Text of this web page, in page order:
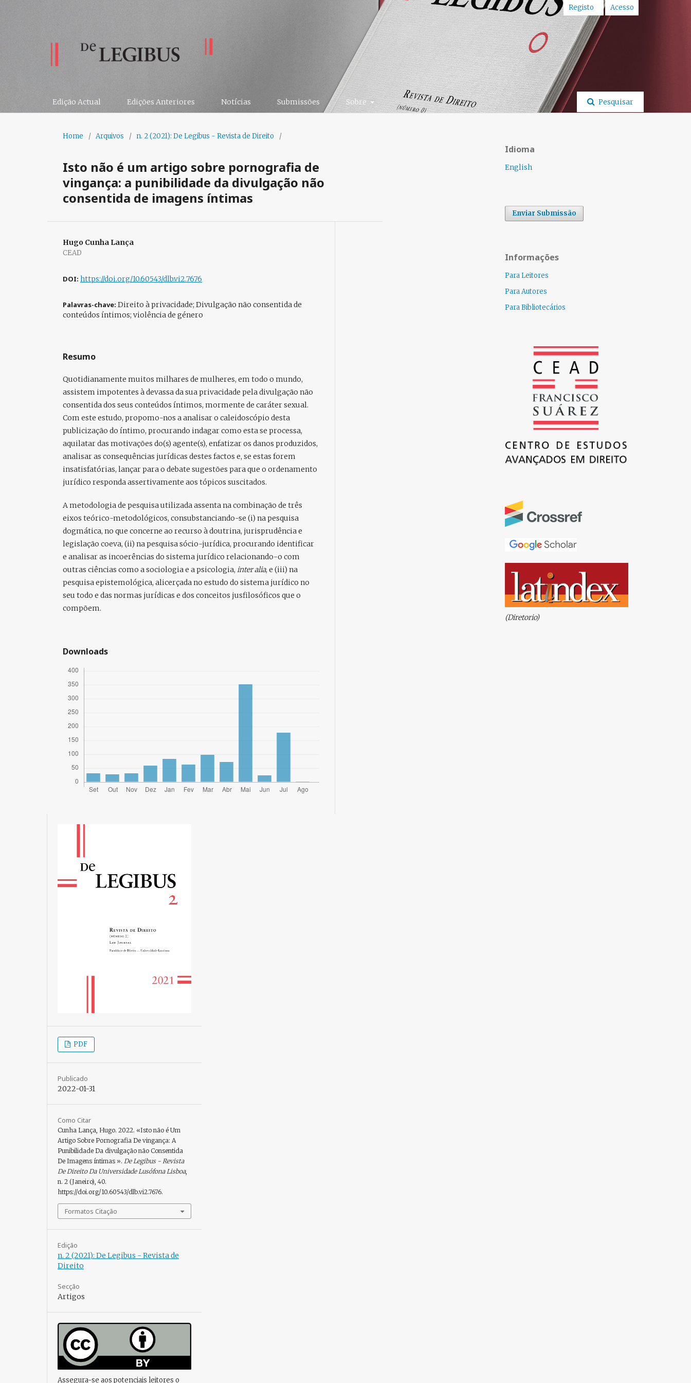
Edição Actual Edições Anteriores Notícias Submissões Sobre Pesquisar
Registo Acesso
Home / Arquivos / n. 2 (2021): De Legibus - Revista de Direito /
Isto não é um artigo sobre pornografia de
vingança: a punibilidade da divulgação não
consentida de imagens íntimas
Hugo Cunha Lança
CEAD
DOI: https://doi.org/10.60543/dlb.vi2.7676
Palavras-chave: Direito à privacidade; Divulgação não consentida de
conteúdos íntimos; violência de género
Resumo
Quotidianamente muitos milhares de mulheres, em todo o mundo,
assistem impotentes à devassa da sua privacidade pela divulgação não
consentida dos seus conteúdos íntimos, mormente de caráter sexual.
Com este estudo, propomo-nos a analisar o caleidoscópio desta
publicização do íntimo, procurando indagar como esta se processa,
aquilatar das motivações do(s) agente(s), enfatizar os danos produzidos,
analisar as consequências jurídicas destes factos e, se estas forem
insatisfatórias, lançar para o debate sugestões para que o ordenamento
jurídico responda assertivamente aos tópicos suscitados.
A metodologia de pesquisa utilizada assenta na combinação de três
eixos teórico-metodológicos, consubstanciando-se (i) na pesquisa
dogmática, no que concerne ao recurso à doutrina, jurisprudência e
legislação coeva, (ii) na pesquisa sócio-jurídica, procurando identificar
e analisar as incoerências do sistema jurídico relacionando-o com
outras ciências como a sociologia e a psicologia, inter alia, e (iii) na
pesquisa epistemológica, alicerçada no estudo do sistema jurídico no
seu todo e das normas jurídicas e dos conceitos jusfilosóficos que o
compõem.
Downloads
PDF
Publicado
2022-01-31
Como Citar
Cunha Lança, Hugo. 2022. «Isto não é Um
Artigo Sobre Pornografia De vingança: A
Punibilidade Da divulgação não Consentida
De Imagens íntimas ». De Legibus - Revista
De Direito Da Universidade Lusófona Lisboa,
n. 2 (Janeiro), 40.
https://doi.org/10.60543/dlb.vi2.7676.
Formatos Citação
Edição
n. 2 (2021): De Legibus - Revista de
Direito
Secção
Artigos
Assegura-se aos potenciais leitores o
Idioma
English
Enviar Submissão
Informações
Para Leitores
Para Autores
Para Bibliotecários
(Diretorio)